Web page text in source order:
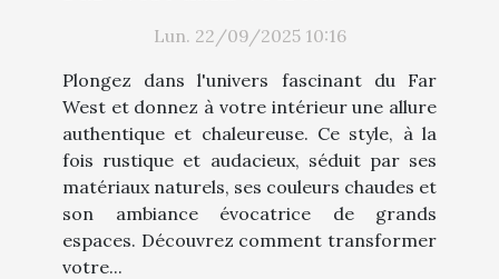
décoration intérieure ?
Lun. 22/09/2025 10:16
Plongez dans l'univers fascinant du Far
West et donnez à votre intérieur une allure
authentique et chaleureuse. Ce style, à la
fois rustique et audacieux, séduit par ses
matériaux naturels, ses couleurs chaudes et
son ambiance évocatrice de grands
espaces. Découvrez comment transformer
votre...